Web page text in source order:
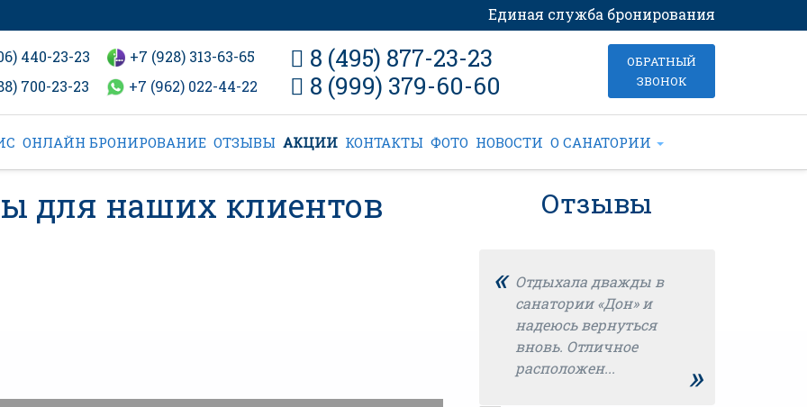
Единая служба бронирования
440-23-23
+7 (928) 313-63-65
700-23-23
+7 (962) 022-44-22
8 (495) 877-23-23
8 (999) 379-60-60
ОБРАТНЫЙ
ЗВОНОК
ОНЛАЙН БРОНИРОВАНИЕ ОТЗЫВЫ АКЦИИ КОНТАКТЫ ФОТО НОВОСТИ О САНАТОРИИ
для наших клиентов Отзывы
« Отдыхала дважды в
санатории «Дон» и
надеюсь вернуться
вновь. Отличное
расположен...
»